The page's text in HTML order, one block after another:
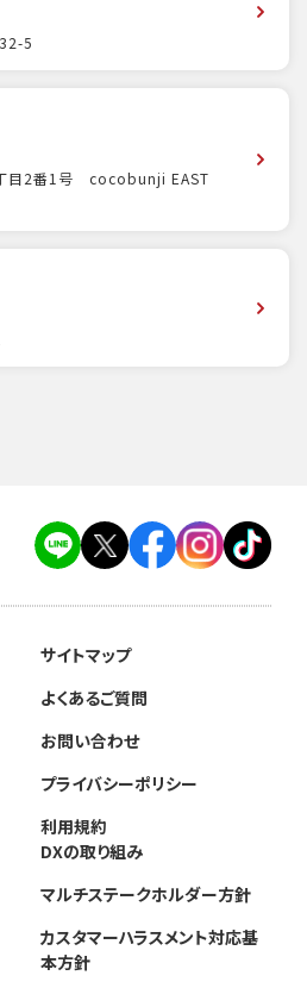
5
目2番1号 cocobunji EAST
サイトマップ
よくあるご質問
お問い合わせ
プライバシーポリシー
利用規約
DXの取り組み
マルチステークホルダー方針
カスタマーハラスメント対応基
本方針